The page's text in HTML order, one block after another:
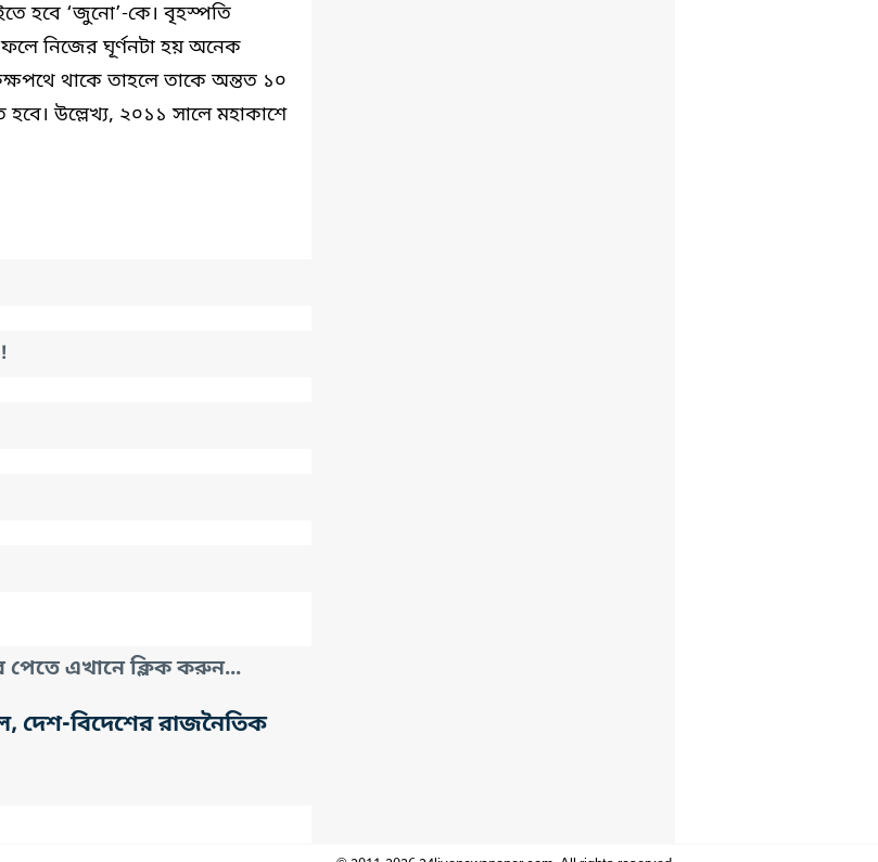
হবে ‘জুনো’-কে। বৃহস্পতি
নিজের ঘূর্ণনটা হয় অনেক
থাকে তাহলে তাকে অন্তত ১০
উল্লেখ্য, ২০১১ সালে মহাকাশে
এখানে ক্লিক করুন...
দেশ-বিদেশের রাজনৈতিক